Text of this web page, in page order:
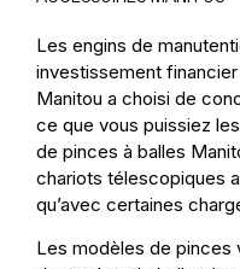
Les engins de
investissement
Manitou a choisi de
ce que vous puissiez
de pinces à balles
chariots télescopiques
qu’avec certaines
Les modèles de pinces